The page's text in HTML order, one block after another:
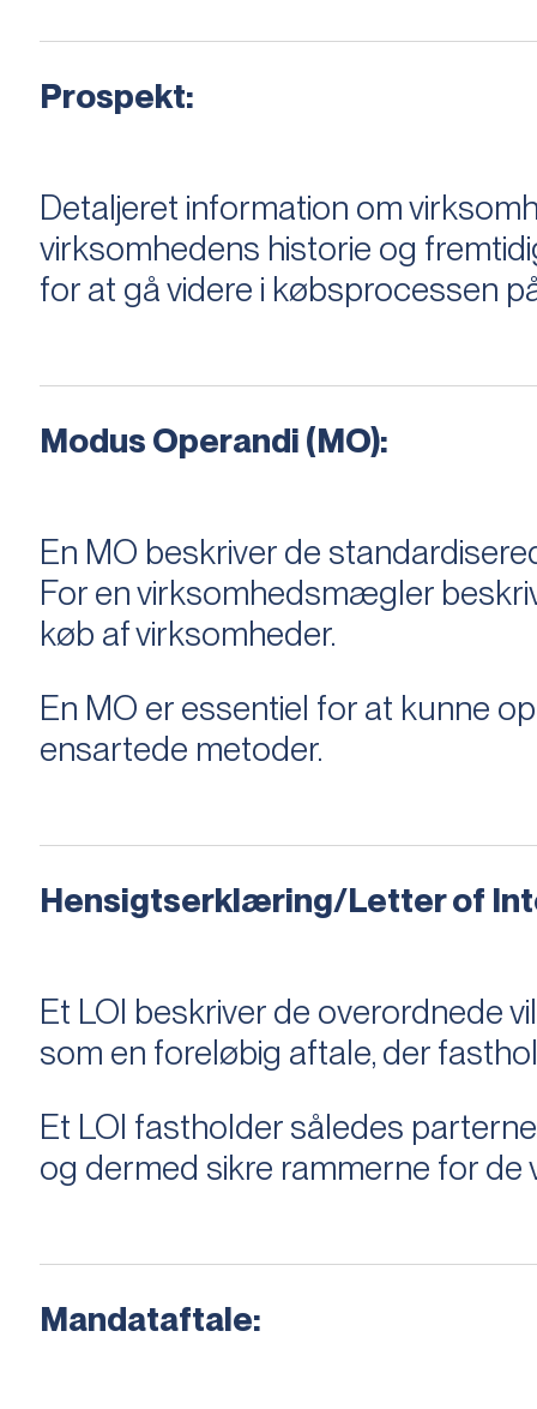
Prospekt:
Detaljeret information om
virksomhedens historie og
for at gå videre i købsprocessen
Modus Operandi (MO):
En MO beskriver de
For en virksomhedsmægler
køb af virksomheder.
En MO er essentiel for at kunne
ensartede metoder.
Hensigtserklæring/Letter of
Et LOI beskriver de overordnede
som en foreløbig aftale, der
Et LOI fastholder således
og dermed sikre rammerne for de
Mandataftale: